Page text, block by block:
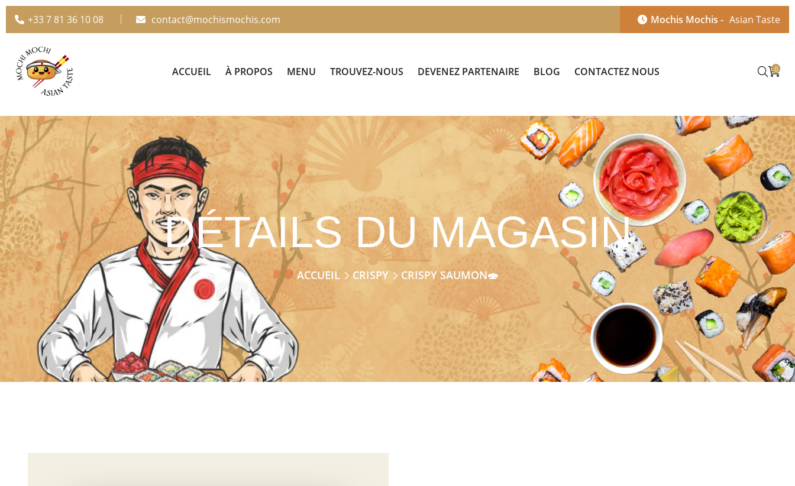
+33 7 81 36 10 08 contact@mochismochis.com Mochis Mochis - Asian Taste
ACCUEIL À PROPOS MENU TROUVEZ-NOUS DEVENEZ PARTENAIRE BLOG CONTACTEZ NOUS 0
DÉTAILS DU MAGASIN
ACCUEIL CRISPY CRISPY SAUMON🍣